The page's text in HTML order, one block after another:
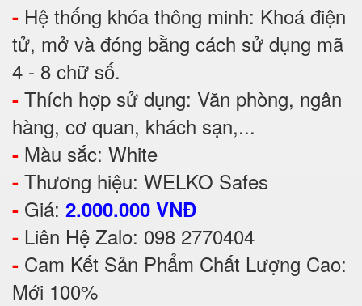
- Hệ thống khóa thông minh: Khoá điện
tử, mở và đóng bằng cách sử dụng mã
4 - 8 chữ số.
- Thích hợp sử dụng: Văn phòng, ngân
hàng, cơ quan, khách sạn,...
- Màu sắc: White
- Thương hiệu: WELKO Safes
- Giá: 2.000.000 VNĐ
- Liên Hệ Zalo: 098 2770404
- Cam Kết Sản Phẩm Chất Lượng Cao:
Mới 100%